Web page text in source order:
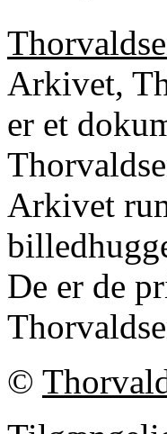
Arkivet,
er et
Arkivet
De er de
©